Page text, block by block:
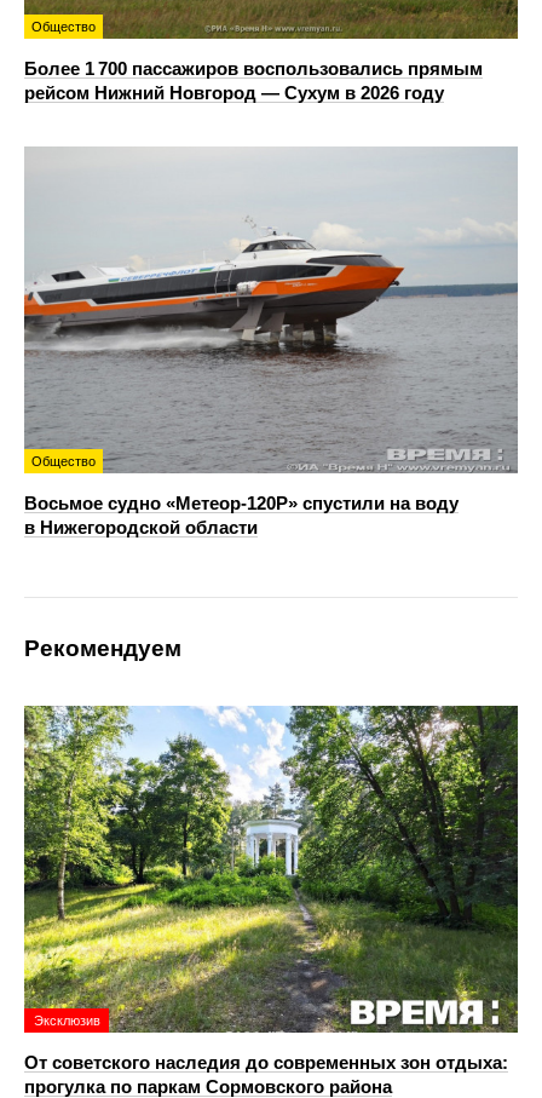
Общество
Более 1 700 пассажиров воспользовались прямым
рейсом Нижний Новгород — Сухум в 2026 году
Общество
Восьмое судно «Метеор-120Р» спустили на воду
в Нижегородской области
Рекомендуем
Эксклюзив
От советского наследия до современных зон отдыха:
прогулка по паркам Сормовского района